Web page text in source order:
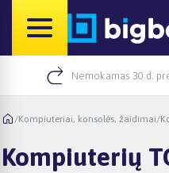
Nemokamas 30 d.
/Kompiuteriai, konsolės, žaidimai/
Kompiuterių